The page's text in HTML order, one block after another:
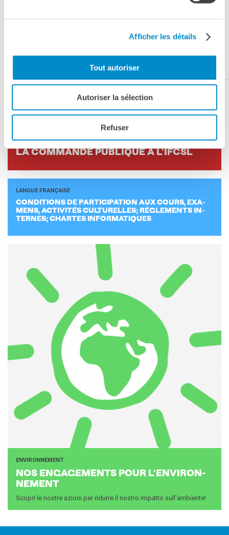
Afficher les détails
Tout autoriser
Autoriser la sélection
Refuser
Voir aussi
AVVISO
LA COM­MANDE PU­BLIQUE À L'IFCSL
LANGUE FRANÇAISE
CONDI­TIONS DE PAR­TI­CI­PA­TION AUX COURS, EXA­
MENS, AC­TI­VI­TÉS CULTU­RELLES; RÉ­GLE­MENTS IN­
TERNES; CHARTES IN­FOR­MA­TIQUES
ENVIRONNEMENT
NOS EN­GA­GE­MENTS POUR L'EN­VI­RON­
NE­MENT
Scopri le nostre azioni per ridurre il nostro impatto sull'ambiente!